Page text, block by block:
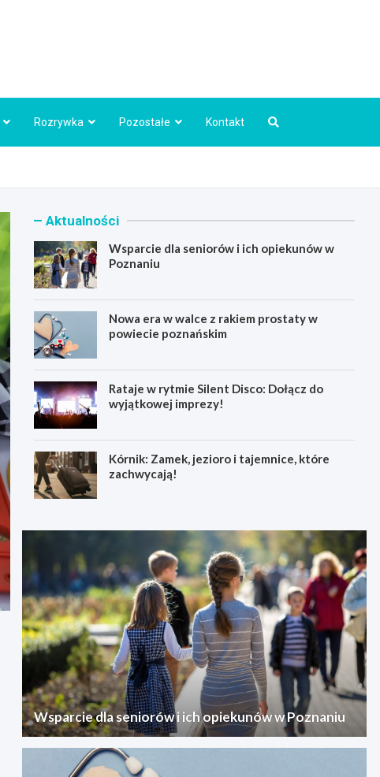
Rozrywka Pozostałe Kontakt
Aktualności
Wsparcie dla seniorów i ich opiekunów w
Poznaniu
Nowa era w walce z rakiem prostaty w
powiecie poznańskim
Rataje w rytmie Silent Disco: Dołącz do
wyjątkowej imprezy!
Kórnik: Zamek, jezioro i tajemnice, które
zachwycają!
Wsparcie dla seniorów i ich opiekunów w Poznaniu